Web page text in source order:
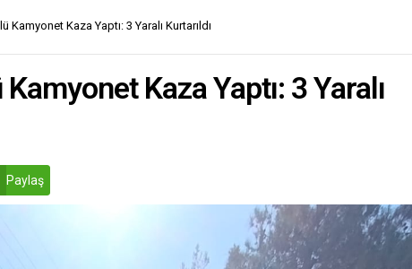
Kamyonet Kaza Yaptı: 3 Yaralı Kurtarıldı
Kaza Yaptı: 3 Yaralı
Paylaş